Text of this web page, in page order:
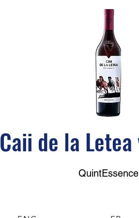
Caii de la
QuintEssence